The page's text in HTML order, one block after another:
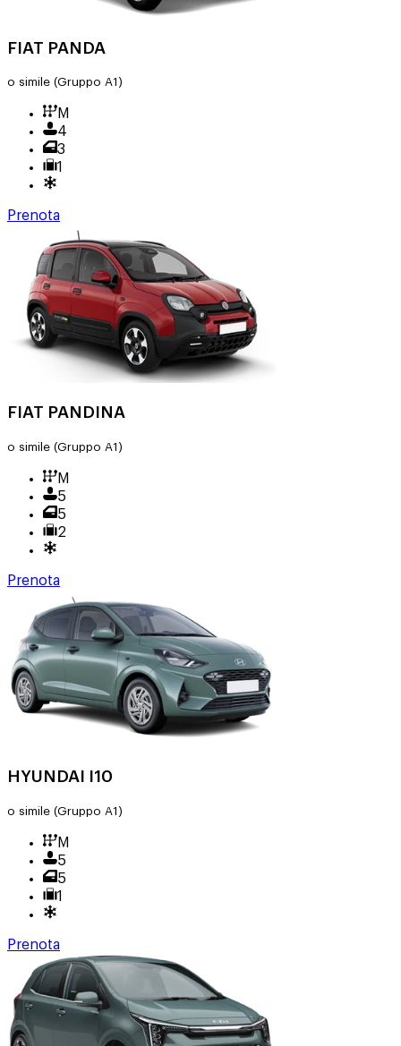
FIAT PANDA
o simile (Gruppo A1)
M
4
3
1
Prenota
FIAT PANDINA
o simile (Gruppo A1)
M
5
5
2
Prenota
HYUNDAI I10
o simile (Gruppo A1)
M
5
5
1
Prenota